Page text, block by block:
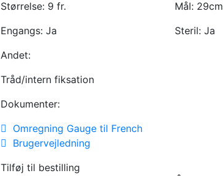
Størrelse: 9 fr. Mål: 29cm
Engangs: Ja Steril: Ja
Andet:
Tråd/intern fiksation
Dokumenter:
Omregning Gauge til French
Brugervejledning
Tilføj til bestilling